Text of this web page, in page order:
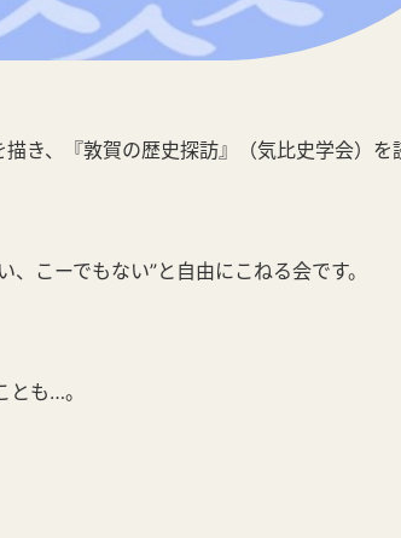
き、『敦賀の歴史探訪』（気比史学会）を
こーでもない”と自由にこねる会です。
も…。